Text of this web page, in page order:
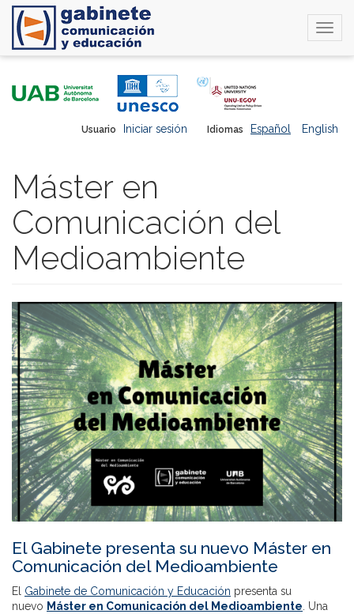
Idiomas Español English
Usuario Iniciar sesión
Máster en
Comunicación del
Medioambiente
El Gabinete presenta su nuevo Máster en
Comunicación del Medioambiente
El Gabinete de Comunicación y Educación presenta su
nuevo Máster en Comunicación del Medioambiente. Una